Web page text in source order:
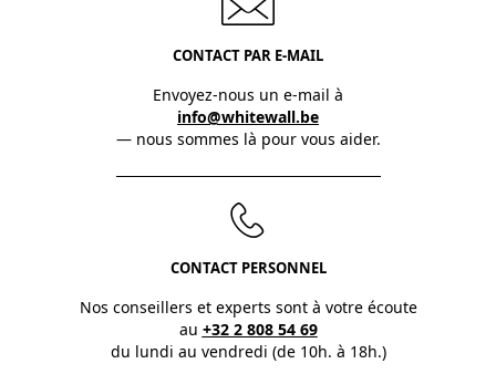
CONTACT PAR E-MAIL
Envoyez-nous un e-mail à
info@whitewall.be
— nous sommes là pour vous aider.
CONTACT PERSONNEL
Nos conseillers et experts sont à votre écoute
au +32 2 808 54 69
du lundi au vendredi (de 10h. à 18h.)